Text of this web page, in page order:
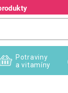
Potraviny
a vitamíny